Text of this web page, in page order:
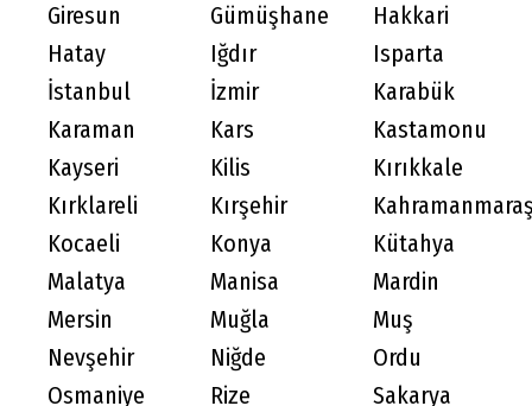
Giresun
Gümüşhane
Hakkari
Hatay
Iğdır
Isparta
İstanbul
İzmir
Karabük
Karaman
Kars
Kastamonu
Kayseri
Kilis
Kırıkkale
Kırklareli
Kırşehir
Kocaeli
Konya
Kütahya
Malatya
Manisa
Mardin
Mersin
Muğla
Muş
Nevşehir
Niğde
Ordu
Osmaniye
Rize
Sakarya